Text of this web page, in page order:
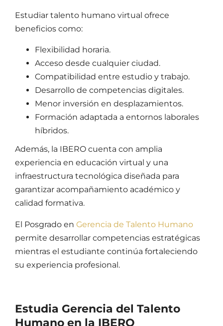
Estudiar talento humano virtual ofrece
beneficios como:
Flexibilidad horaria.
Acceso desde cualquier ciudad.
Compatibilidad entre estudio y trabajo.
Desarrollo de competencias digitales.
Menor inversión en desplazamientos.
Formación adaptada a entornos laborales
híbridos.
Además, la IBERO cuenta con amplia
experiencia en educación virtual y una
infraestructura tecnológica diseñada para
garantizar acompañamiento académico y
calidad formativa.
El Posgrado en Gerencia de Talento Humano
permite desarrollar competencias estratégicas
mientras el estudiante continúa fortaleciendo
su experiencia profesional.
Estudia Gerencia del Talento
Humano en la IBERO